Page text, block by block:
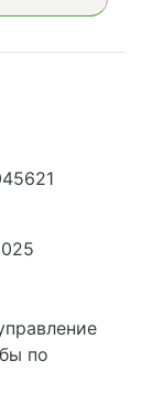
по